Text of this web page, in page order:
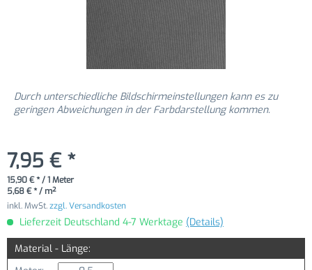
Durch unterschiedliche Bildschirmeinstellungen kann es zu
geringen Abweichungen in der Farbdarstellung kommen.
7,95 € *
15,90 € * / 1 Meter
5,68 € * / m²
inkl. MwSt.zzgl. Versandkosten
Lieferzeit Deutschland 4-7 Werktage (Details)
Material - Länge: